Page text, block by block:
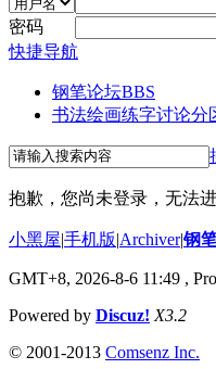
密码
快捷导航
钢笔论坛BBS
书法绘画练字讨论分
抱歉，您尚未登录，无法
小黑屋|手机版|Archiver|钢
GMT+8, 2026-8-6 11:49 ,
Powered by Discuz! X3.2
© 2001-2013 Comsenz Inc.